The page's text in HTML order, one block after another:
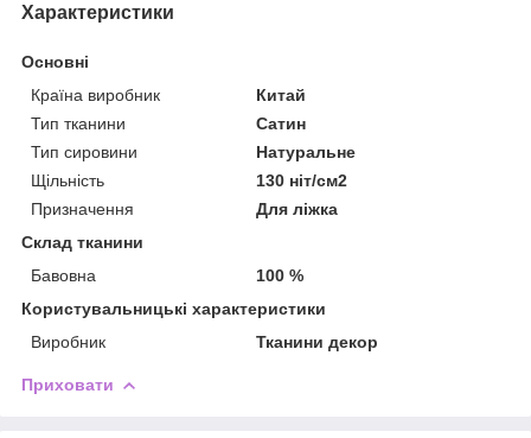
Характеристики
Основні
Країна виробник
Китай
Тип тканини
Сатин
Тип сировини
Натуральне
Щільність
130 ніт/см2
Призначення
Для ліжка
Склад тканини
Бавовна
100 %
Користувальницькі характеристики
Виробник
Тканини декор
Приховати